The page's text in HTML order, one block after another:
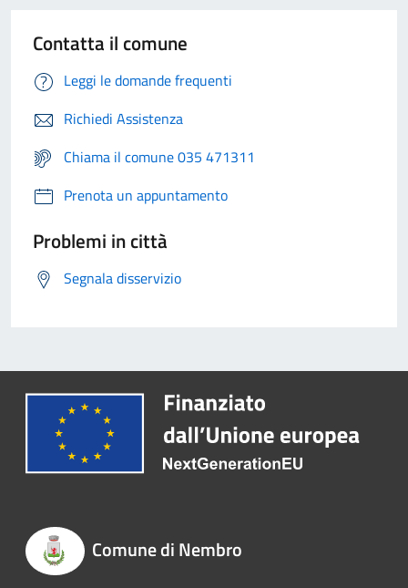
Contatta il comune
Leggi le domande frequenti
Richiedi Assistenza
Chiama il comune 035 471311
Prenota un appuntamento
Problemi in città
Segnala disservizio
Comune di Nembro